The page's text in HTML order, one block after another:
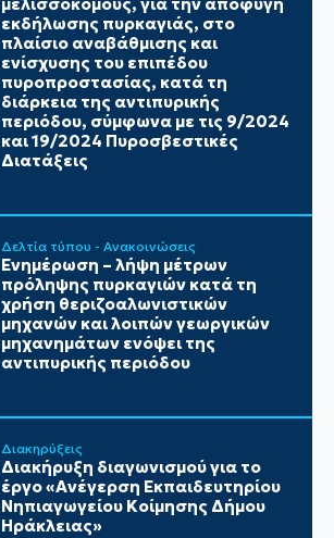
μελισσοκόμους, για την αποφυγή
εκδήλωσης πυρκαγιάς, στο
πλαίσιο αναβάθμισης και
ενίσχυσης του επιπέδου
πυροπροστασίας, κατά τη
διάρκεια της αντιπυρικής
περιόδου, σύμφωνα με τις 9/2024
και 19/2024 Πυροσβεστικές
Διατάξεις
Δελτία τύπου - Ανακοινώσεις
Ενημέρωση – λήψη μέτρων
πρόληψης πυρκαγιών κατά τη
χρήση θεριζοαλωνιστικών
μηχανών και λοιπών γεωργικών
μηχανημάτων ενόψει της
αντιπυρικής περιόδου
Διακηρύξεις
Διακήρυξη διαγωνισμού για το
έργο «Ανέγερση Εκπαιδευτηρίου
Νηπιαγωγείου Κοίμησης Δήμου
Ηράκλειας»